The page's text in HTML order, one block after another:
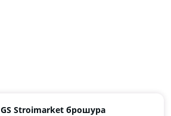
GS Stroimarket брошура